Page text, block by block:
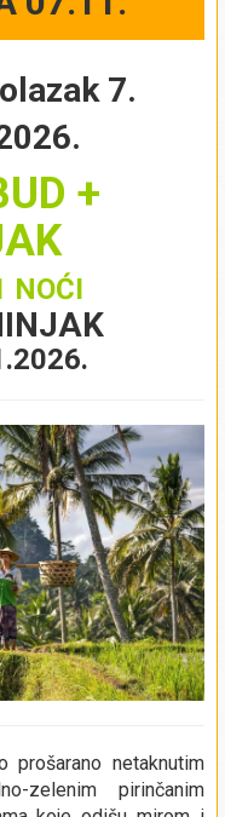
7.
+
NOĆI
prošarano netaknutim
zelenim pirinčanim